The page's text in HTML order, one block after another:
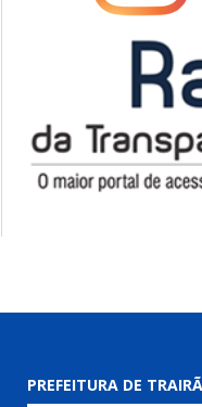
PREFEITURA DE